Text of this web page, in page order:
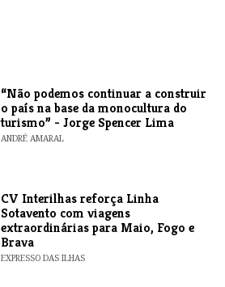
“Não podemos continuar a construir
o país na base da monocultura do
turismo” - Jorge Spencer Lima
ANDRÉ AMARAL
​CV Interilhas reforça Linha
Sotavento com viagens
extraordinárias para Maio, Fogo e
Brava
EXPRESSO DAS ILHAS